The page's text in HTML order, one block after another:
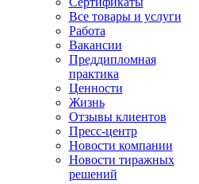
Все товары и услуги
Работа
Вакансии
Преддипломная
практика
Ценности
Жизнь
Отзывы клиентов
Пресс-центр
Новости компании
Новости тиражных
решений